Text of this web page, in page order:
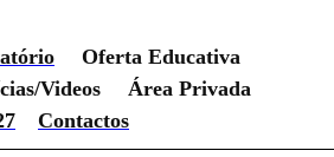
Oferta Educativa
Videos
Área Privada
Contactos